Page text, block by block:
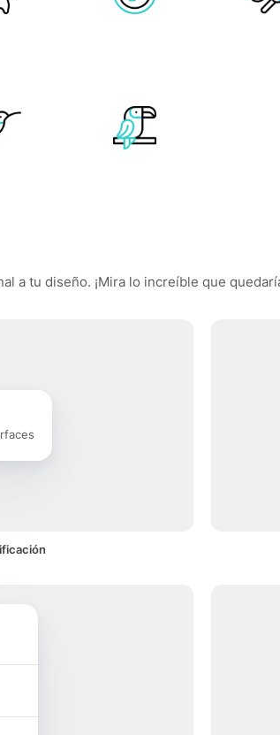
a tu diseño. ¡Mira lo increíble que